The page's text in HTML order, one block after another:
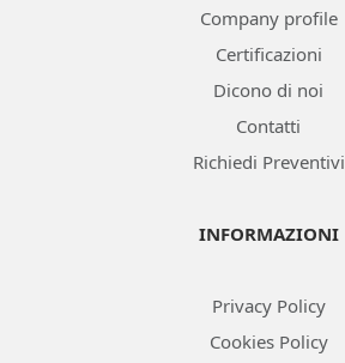
Company profile
Certificazioni
Dicono di noi
Contatti
Richiedi Preventivi
INFORMAZIONI
Privacy Policy
Cookies Policy